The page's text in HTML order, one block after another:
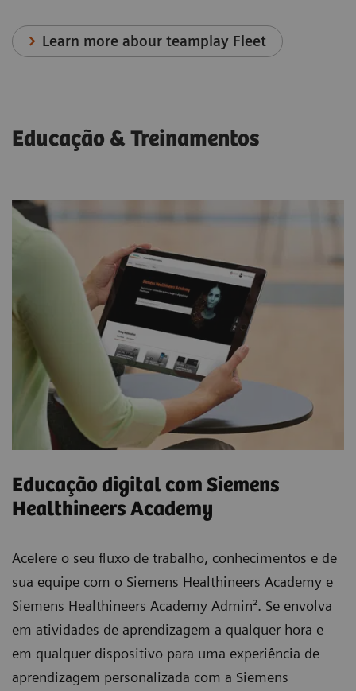
Learn more abour teamplay Fleet
Educação & Treinamentos
Educação digital com Siemens
Healthineers Academy
Acelere o seu fluxo de trabalho, conhecimentos e de
sua equipe com o Siemens Healthineers Academy e
Siemens Healthineers Academy Admin². Se envolva
em atividades de aprendizagem a qualquer hora e
em qualquer dispositivo para uma experiência de
aprendizagem personalizada com a Siemens